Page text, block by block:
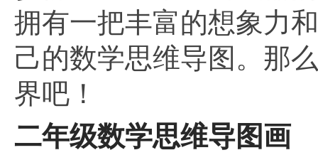
拥有一把丰富的想象力
己的数学思维导图。那
界吧！
二年级数学思维导图画